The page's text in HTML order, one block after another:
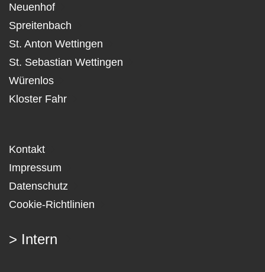
Neuenhof
Spreitenbach
St. Anton Wettingen
St. Sebastian Wettingen
Würenlos
Kloster Fahr
Kontakt
Impressum
Datenschutz
Cookie-Richtlinien
> Intern